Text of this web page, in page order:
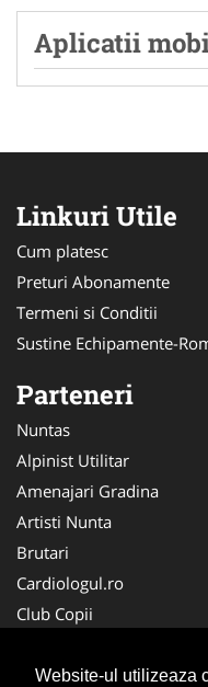
Website-ul utilizeaza
Aplicatii
Linkuri Utile
Cum platesc
Preturi Abonamente
Termeni si Conditii
Sustine Echipamente-
Parteneri
Nuntas
Alpinist Utilitar
Amenajari Gradina
Artisti Nunta
Brutari
Cardiologul.ro
Club Copii
Ambalaje Romania